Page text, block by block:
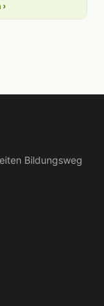
Bildungsweg